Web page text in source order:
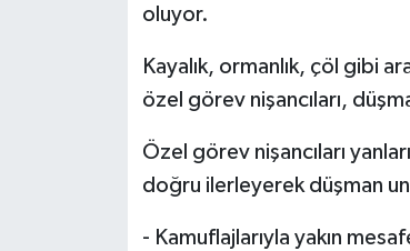
oluyor.
Kayalık, ormanlık, çöl gibi
özel görev nişancıları,
Özel görev nişancıları
doğru ilerleyerek düşman
-⁠ Kamuflajlarıyla yakın